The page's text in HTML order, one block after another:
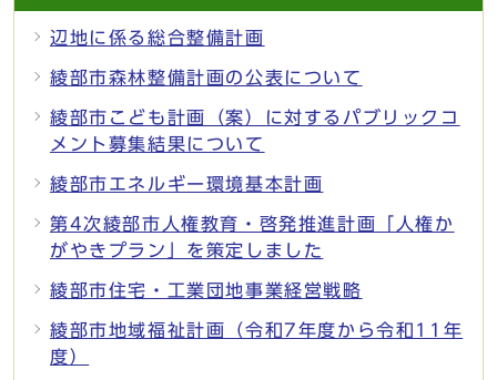
辺地に係る総合整備計画
綾部市森林整備計画の公表について
綾部市こども計画（案）に対するパブリックコ
メント募集結果について
綾部市エネルギー環境基本計画
第4次綾部市人権教育・啓発推進計画「人権か
がやきプラン」を策定しました
綾部市住宅・工業団地事業経営戦略
綾部市地域福祉計画（令和7年度から令和11年
度）